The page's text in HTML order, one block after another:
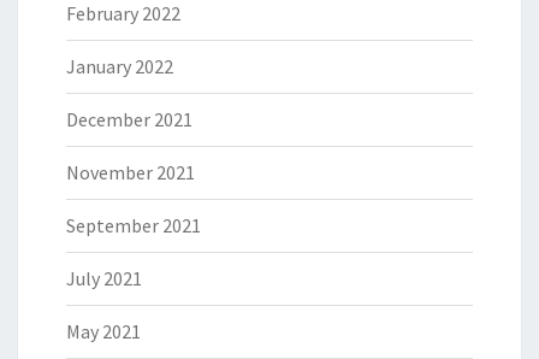
February 2022
January 2022
December 2021
November 2021
September 2021
July 2021
May 2021